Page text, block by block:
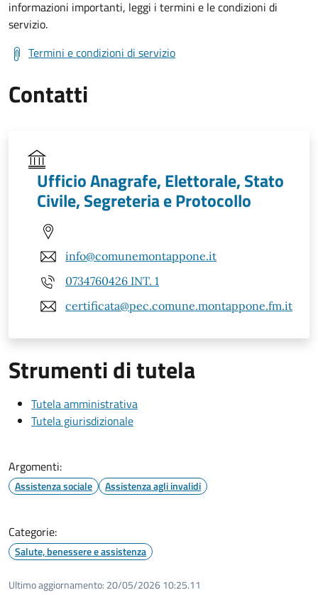
informazioni importanti, leggi i termini e le condizioni di
servizio.
Termini e condizioni di servizio
Contatti
Ufficio Anagrafe, Elettorale, Stato
Civile, Segreteria e Protocollo
info@comunemontappone.it
0734760426 INT. 1
certificata@pec.comune.montappone.fm.it
Strumenti di tutela
Tutela amministrativa
Tutela giurisdizionale
Argomenti:
Assistenza sociale Assistenza agli invalidi
Categorie:
Salute, benessere e assistenza
Ultimo aggiornamento: 20/05/2026 10:25.11